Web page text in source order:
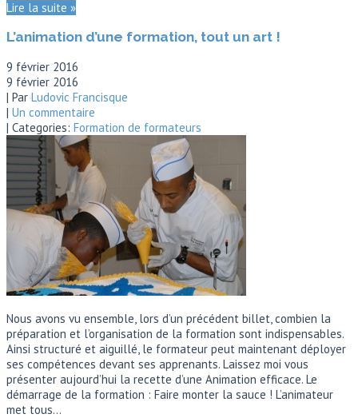
Lire la suite »
L’animation d’une formation, tout un art !
9 février 2016
9 février 2016
| Par Ludovic Francisque
| Un commentaire
| Categories: Formation de formateurs
Nous avons vu ensemble, lors d’un précédent billet, combien la
préparation et l’organisation de la formation sont indispensables.
Ainsi structuré et aiguillé, le formateur peut maintenant déployer
ses compétences devant ses apprenants. Laissez moi vous
présenter aujourd’hui la recette d’une Animation efficace. Le
démarrage de la formation : Faire monter la sauce ! L’animateur
met tous…